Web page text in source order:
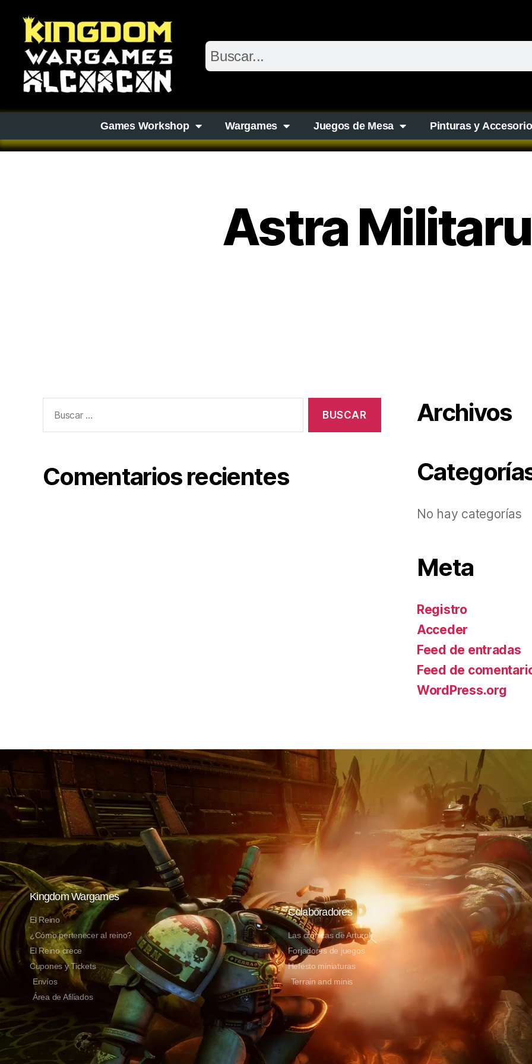
Games Workshop Wargames Juegos de Mesa Pinturas y
Astra
Comentarios recientes
Archivos
No hay categorías
Meta
Registro
Acceder
Feed de entradas
Feed de
WordPress.org
Kingdom Wargames
El Reino
¿Cómo pertenecer al reino?
El Reino crece
Cupones y Tickets
Envíos
Área de Afiliados
Colaboradores
Las crónicas de Arturok
Forjadores de juegos
Hefesto miniaturas
Terrain and minis